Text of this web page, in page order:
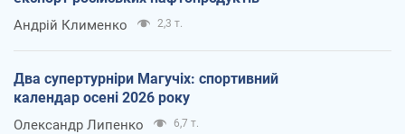
Андрій Клименко 2,3 т.
Два супертурніри Магучіх: спортивний
календар осені 2026 року
Олександр Липенко 6,7 т.